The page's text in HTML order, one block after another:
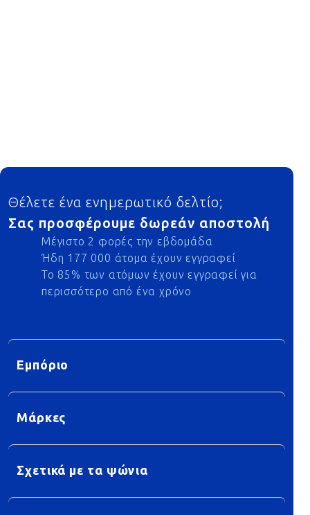
Footer
Θέλετε ένα ενημερωτικό δελτίο;
Σας προσφέρουμε δωρεάν αποστολή
Μέγιστο 2 φορές την εβδομάδα
Ήδη 177 000 άτομα έχουν εγγραφεί
Το 85% των ατόμων έχουν εγγραφεί για
περισσότερο από ένα χρόνο
Εμπόριο
Μάρκες
Σχετικά με τα ψώνια